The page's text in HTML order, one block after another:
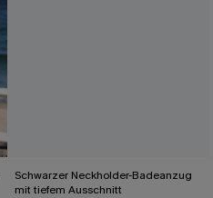
Schwarzer Neckholder-Badeanzug
mit tiefem Ausschnitt